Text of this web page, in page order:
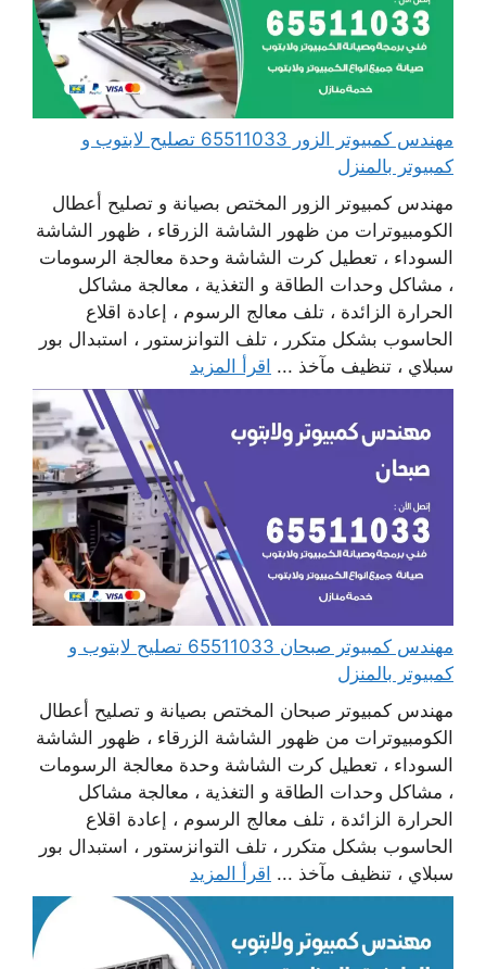
مهندس كمبيوتر الزور 65511033 تصليح لابتوب و
كمبيوتر بالمنزل
مهندس كمبيوتر الزور المختص بصيانة و تصليح أعطال
الكومبيوترات من ظهور الشاشة الزرقاء ، ظهور الشاشة
السوداء ، تعطيل كرت الشاشة وحدة معالجة الرسومات
، مشاكل وحدات الطاقة و التغذية ، معالجة مشاكل
الحرارة الزائدة ، تلف معالج الرسوم ، إعادة اقلاع
الحاسوب بشكل متكرر ، تلف التوانزستور ، استبدال بور
سبلاي ، تنظيف مآخذ ... اقرأ المزيد
مهندس كمبيوتر صبحان 65511033 تصليح لابتوب و
كمبيوتر بالمنزل
مهندس كمبيوتر صبحان المختص بصيانة و تصليح أعطال
الكومبيوترات من ظهور الشاشة الزرقاء ، ظهور الشاشة
السوداء ، تعطيل كرت الشاشة وحدة معالجة الرسومات
، مشاكل وحدات الطاقة و التغذية ، معالجة مشاكل
الحرارة الزائدة ، تلف معالج الرسوم ، إعادة اقلاع
الحاسوب بشكل متكرر ، تلف التوانزستور ، استبدال بور
سبلاي ، تنظيف مآخذ ... اقرأ المزيد